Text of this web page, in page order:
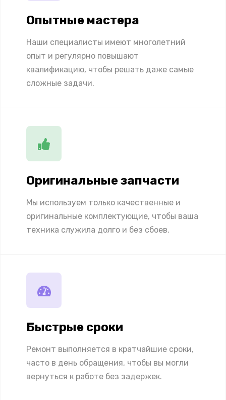
Опытные мастера
Наши специалисты имеют многолетний
опыт и регулярно повышают
квалификацию, чтобы решать даже самые
сложные задачи.
Оригинальные запчасти
Мы используем только качественные и
оригинальные комплектующие, чтобы ваша
техника служила долго и без сбоев.
Быстрые сроки
Ремонт выполняется в кратчайшие сроки,
часто в день обращения, чтобы вы могли
вернуться к работе без задержек.